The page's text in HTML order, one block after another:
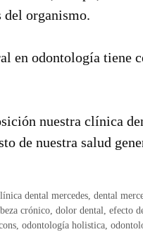
organismo.
en odontología tiene
nuestra clínica
de nuestra salud
dental mercedes, dental
crónico, dolor dental, efecto
, odontología holistica,